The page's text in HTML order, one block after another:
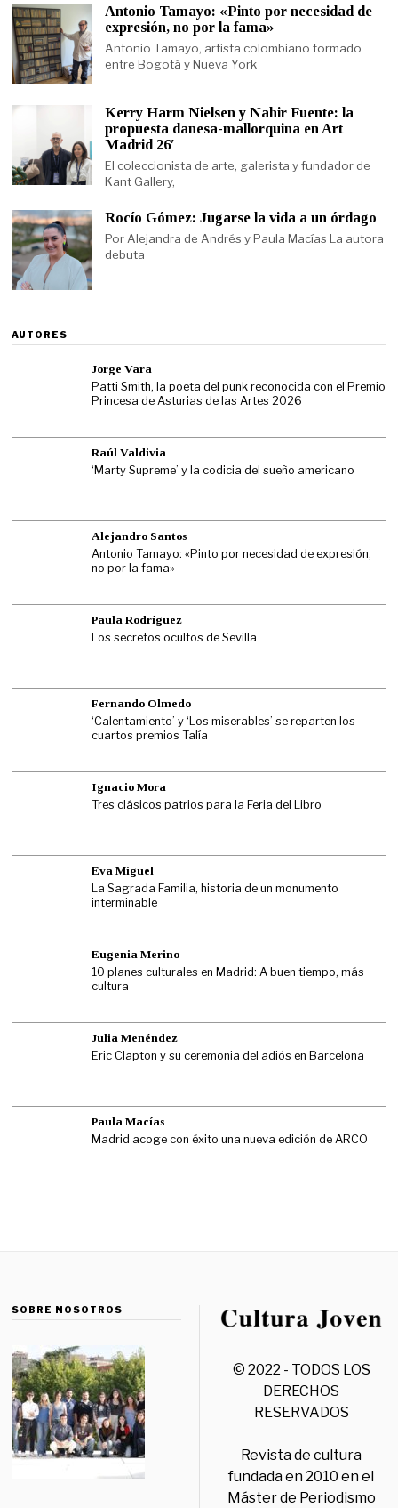
Antonio Tamayo: «Pinto por necesidad de
expresión, no por la fama»
Antonio Tamayo, artista colombiano formado
entre Bogotá y Nueva York
Kerry Harm Nielsen y Nahir Fuente: la
propuesta danesa-mallorquina en Art
Madrid 26′
El coleccionista de arte, galerista y fundador de
Kant Gallery,
Rocío Gómez: Jugarse la vida a un órdago
Por Alejandra de Andrés y Paula Macías La autora
debuta
AUTORES
Jorge Vara
Patti Smith, la poeta del punk reconocida con el Premio
Princesa de Asturias de las Artes 2026
Raúl Valdivia
‘Marty Supreme’ y la codicia del sueño americano
Alejandro Santos
Antonio Tamayo: «Pinto por necesidad de expresión,
no por la fama»
Paula Rodríguez
Los secretos ocultos de Sevilla
Fernando Olmedo
‘Calentamiento’ y ‘Los miserables’ se reparten los
cuartos premios Talía
Ignacio Mora
Tres clásicos patrios para la Feria del Libro
Eva Miguel
La Sagrada Familia, historia de un monumento
interminable
Eugenia Merino
10 planes culturales en Madrid: A buen tiempo, más
cultura
Julia Menéndez
Eric Clapton y su ceremonia del adiós en Barcelona
Paula Macías
Madrid acoge con éxito una nueva edición de ARCO
SOBRE NOSOTROS
© 2022 - TODOS LOS
DERECHOS
RESERVADOS
Revista de cultura
fundada en 2010 en el
Máster de Periodismo